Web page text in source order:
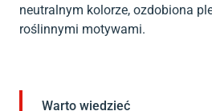
neutralnym kolorze, ozdobiona
roślinnymi motywami.
Warto wiedzieć